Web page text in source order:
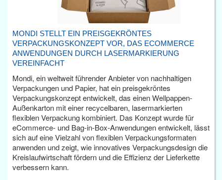
MONDI STELLT EIN PREISGEKRÖNTES
VERPACKUNGSKONZEPT VOR, DAS ECOMMERCE
ANWENDUNGEN DURCH LASERMARKIERUNG
VEREINFACHT
Mondi, ein weltweit führender Anbieter von nachhaltigen
Verpackungen und Papier, hat ein preisgekröntes
Verpackungskonzept entwickelt, das einen Wellpappen-
Außenkarton mit einer recycelbaren, lasermarkierten
flexiblen Verpackung kombiniert. Das Konzept wurde für
eCommerce- und Bag-in-Box-Anwendungen entwickelt, lässt
sich auf eine Vielzahl von flexiblen Verpackungsformaten
anwenden und zeigt, wie innovatives Verpackungsdesign die
Kreislaufwirtschaft fördern und die Effizienz der Lieferkette
verbessern kann.